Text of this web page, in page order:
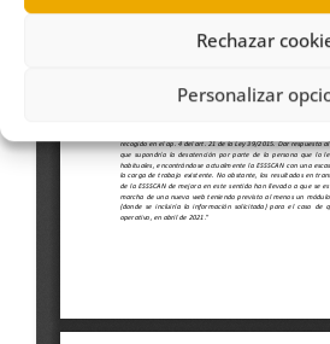
Rechazar
Personalizar